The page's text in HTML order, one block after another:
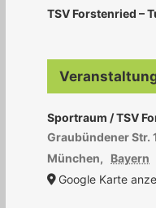
TSV Forstenried –
Sportraum / TSV
Graubündener Str.
München, Bayern
Google Karte